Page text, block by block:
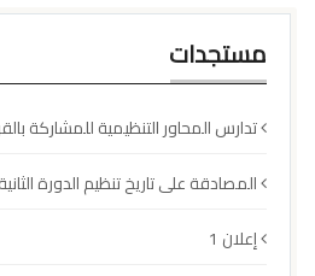
مستجدات
تدارس المحاور التنظيمية للمشاركة
المصادقة على تاريخ تنظيم الدورة
إعلان 1